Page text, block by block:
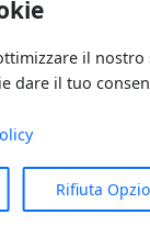
il
dare il tuo
Rifiuta
a Firefox. Per
utilizzare
con
siano
con l'aiuto
mercato al